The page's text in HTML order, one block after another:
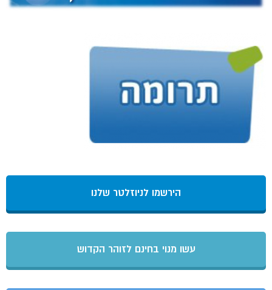
הירשמו לניוזלטר שלנו
עשו מנוי בחינם לזוהר הקדוש